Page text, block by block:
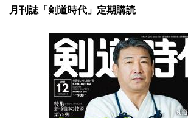
月刊誌「剣道時代」定期購読